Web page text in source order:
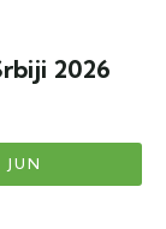
2026
JUN